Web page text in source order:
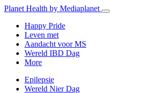
Planet Health by Mediaplanet
Happy Pride
Leven met
Aandacht voor MS
Wereld IBD Dag
More
Epilepsie
Wereld Nier Dag